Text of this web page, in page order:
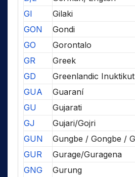
GI
Gilaki
GON
Gondi
GO
Gorontalo
GR
Greek
GD
Greenlandic Inuktikut
GUA
Guaraní
GU
Gujarati
GJ
Gujari/Gojri
GUN
Gungbe / Gongbe /
GUR
Gurage/Guragena
GNG
Gurung